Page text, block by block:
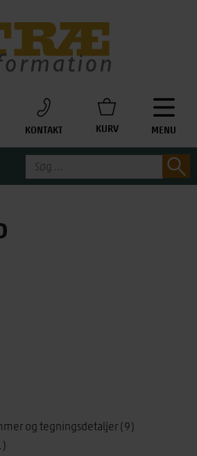
KONTAKT KURV MENU
Søg
efter:
og tegningsdetaljer (9)